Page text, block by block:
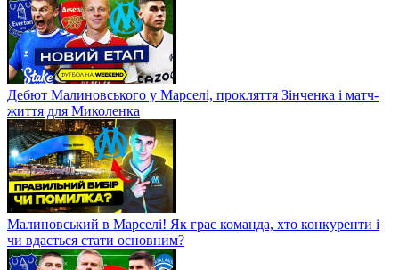
Дебют Малиновського у Марселі, прокляття Зінченка і матч-
життя для Миколенка
Малиновський в Марселі! Як грає команда, хто конкуренти і
чи вдасться стати основним?